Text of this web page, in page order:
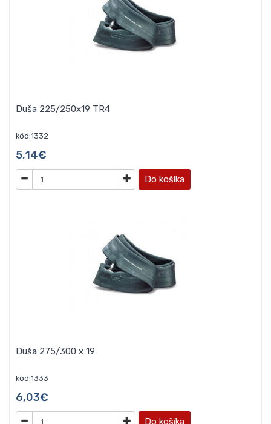
Duša 225/250x19 TR4
kód:1332
5,14€
Do košíka
Duša 275/300 x 19
kód:1333
6,03€
Do košíka